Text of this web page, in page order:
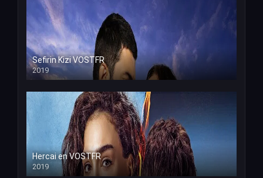
Sefirin Kizi VOSTFR
2019
Hercai en VOSTFR
2019